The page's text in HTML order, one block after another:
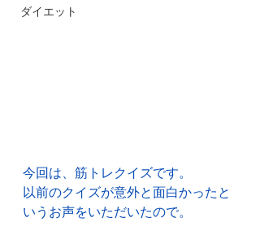
ダイエット
今回は、筋トレクイズです。
以前のクイズが意外と面白かったと
いうお声をいただいたので。